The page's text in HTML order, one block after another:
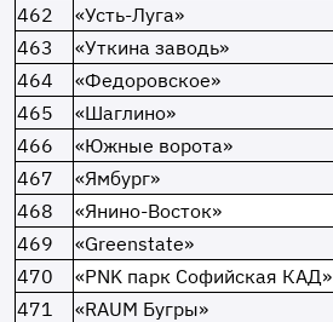
462
«Усть-Луга»
463
«Уткина заводь»
464
«Федоровское»
465
«Шаглино»
466
«Южные ворота»
467
«Ямбург»
468
«Янино-Восток»
469
«Greenstate»
470
«PNK парк Софийская КАД»
471
«RAUM Бугры»